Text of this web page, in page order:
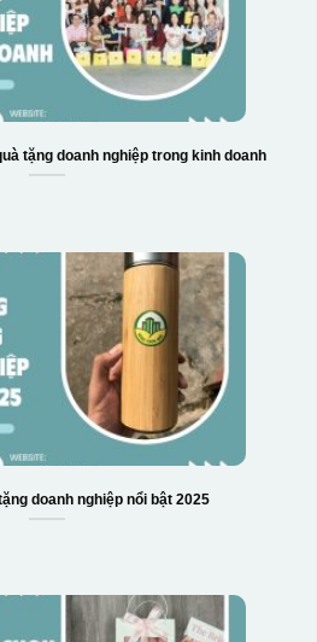
tặng doanh nghiệp trong kinh doanh
doanh nghiệp nổi bật 2025